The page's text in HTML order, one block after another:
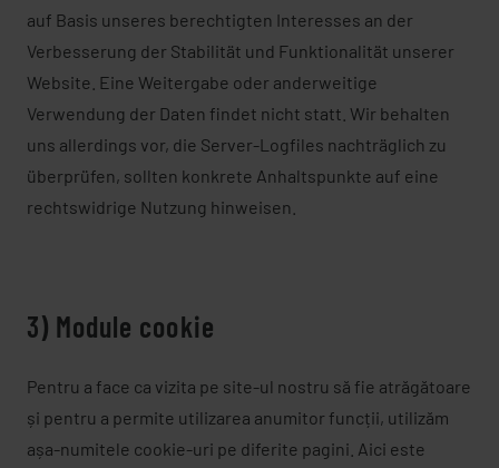
auf Basis unseres berechtigten Interesses an der
Verbesserung der Stabilität und Funktionalität unserer
Website. Eine Weitergabe oder anderweitige
Verwendung der Daten findet nicht statt. Wir behalten
uns allerdings vor, die Server-Logfiles nachträglich zu
überprüfen, sollten konkrete Anhaltspunkte auf eine
rechtswidrige Nutzung hinweisen.
3) Module cookie
Pentru a face ca vizita pe site-ul nostru să fie atrăgătoare
și pentru a permite utilizarea anumitor funcții, utilizăm
așa-numitele cookie-uri pe diferite pagini. Aici este